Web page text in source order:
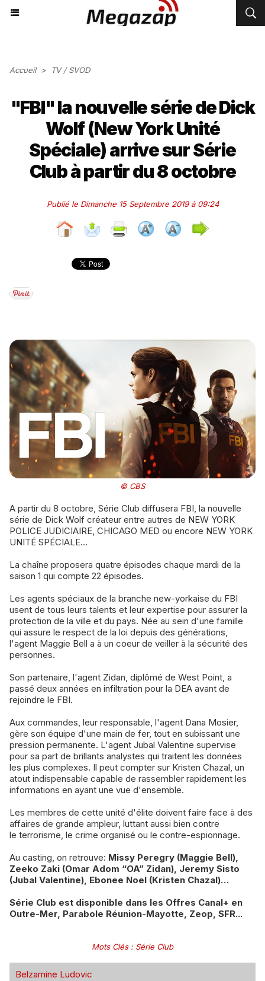
Accueil > TV / SVOD
"FBI" la nouvelle série de Dick
Wolf (New York Unité
Spéciale) arrive sur Série
Club à partir du 8 octobre
Publié le Dimanche 15 Septembre 2019 à 09:24
© CBS
A partir du 8 octobre, Série Club diffusera FBI, la nouvelle
série de Dick Wolf créateur entre autres de NEW YORK
POLICE JUDICIAIRE, CHICAGO MED ou encore NEW YORK
UNITÉ SPÉCIALE…
La chaîne proposera quatre épisodes chaque mardi de la
saison 1 qui compte 22 épisodes.
Les agents spéciaux de la branche new-yorkaise du FBI
usent de tous leurs talents et leur expertise pour assurer la
protection de la ville et du pays. Née au sein d'une famille
qui assure le respect de la loi depuis des générations,
l'agent Maggie Bell a à un coeur de veiller à la sécurité des
personnes.
Son partenaire, l'agent Zidan, diplômé de West Point, a
passé deux années en infiltration pour la DEA avant de
rejoindre le FBI.
Aux commandes, leur responsable, l'agent Dana Mosier,
gère son équipe d'une main de fer, tout en subissant une
pression permanente. L'agent Jubal Valentine supervise
pour sa part de brillants analystes qui traitent les données
les plus complexes. Il peut compter sur Kristen Chazal, un
atout indispensable capable de rassembler rapidement les
informations en ayant une vue d'ensemble.
Les membres de cette unité d'élite doivent faire face à des
affaires de grande ampleur, luttant aussi bien contre
le terrorisme, le crime organisé ou le contre-espionnage.
Au casting, on retrouve: Missy Peregry (Maggie Bell),
Zeeko Zaki (Omar Adom “OA” Zidan), Jeremy Sisto
(Jubal Valentine), Ebonee Noel (Kristen Chazal)…
Série Club est disponible dans les Offres Canal+ en
Outre-Mer, Parabole Réunion-Mayotte, Zeop, SFR...
Mots Clés: Série Club
Belzamine Ludovic